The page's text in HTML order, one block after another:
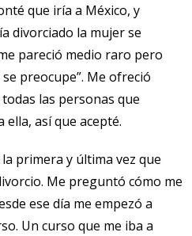
que iría a México, y
divorciado la mujer se
pareció medio raro pero
preocupe”. Me ofreció
las personas que
ella, así que acepté.
primera y última vez que
Me preguntó cómo me
ese día me empezó a
Un curso que me iba a